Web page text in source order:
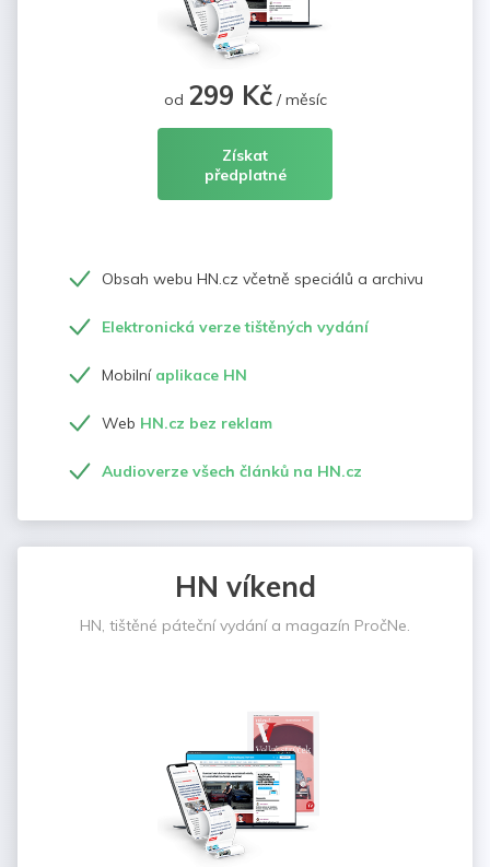
od 299 Kč/ měsíc
Získat
předplatné
Obsah webu HN.cz včetně speciálů a archivu
Elektronická verze tištěných vydání
Mobilní aplikace HN
Web HN.cz bez reklam
Audioverze všech článků na HN.cz
HN víkend
HN, tištěné páteční vydání a magazín PročNe.